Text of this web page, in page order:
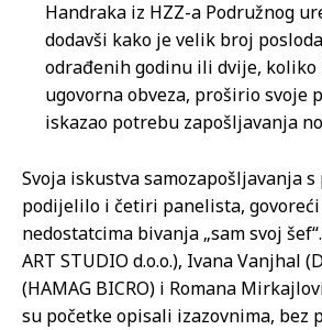
Handraka iz HZZ-a Podružnog
dodavši kako je velik broj
odrađenih godinu ili dvije, koliko
ugovorna obveza, proširio svoje
iskazao potrebu zapošljavanja
Svoja iskustva samozapošljavanja
podijelilo i četiri panelista,
nedostatcima bivanja „sam svoj
ART STUDIO d.o.o.), Ivana Vanjhal
(HAMAG BICRO) i Romana
su početke opisali izazovnima, bez